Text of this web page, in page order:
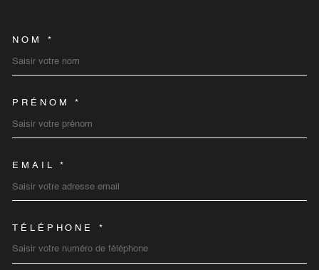
NOM *
PRÉNOM *
EMAIL *
TÉLÉPHONE *